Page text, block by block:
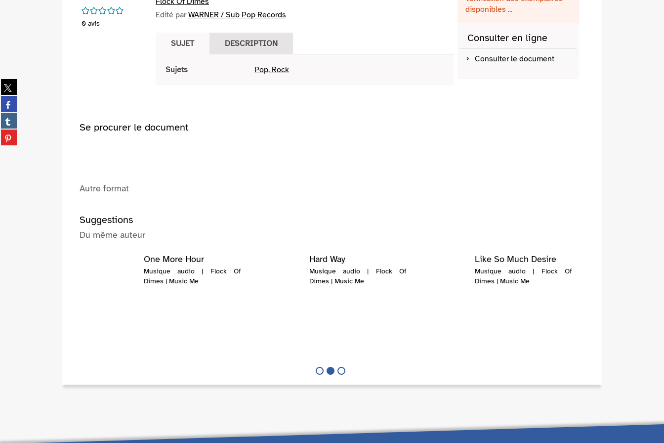
Partager
sur
twitter
(Nouvelle
fenêtre)
Partager
sur
facebook
(Nouvelle
fenêtre)
Partager
sur
tumblr
Partager
sur
/5
0 avis
Edité parWARNER / Sub Pop Records
SUJET DESCRIPTION
Sujets Pop, Rock
disponibles ...
Consulter en ligne
Consulter le document
Se procurer le document
Autre format
Suggestions
Du même auteur
Hard Way
Musique audio | Flock Of
Dimes | Music Me
Like So Much Desire
Musique audio | Flock Of
Dimes | Music Me
One More Hour
Musique audio | Flock Of
Dimes | Music Me